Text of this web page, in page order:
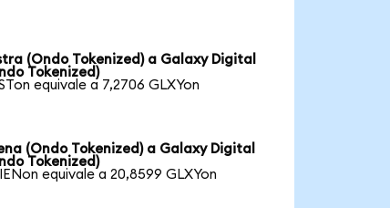
(Ondo Tokenized) a Galaxy Digital
Tokenized)
equivale a 7,2706 GLXYon
(Ondo Tokenized) a Galaxy Digital
Tokenized)
equivale a 20,8599 GLXYon